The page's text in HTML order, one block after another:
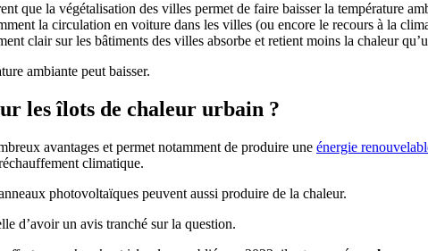
que la végétalisation des villes permet de faire baisser la température
la circulation en voiture dans les villes (ou encore le recours à la
clair sur les bâtiments des villes absorbe et retient moins la chaleur
ambiante peut baisser.
les îlots de chaleur urbain ?
avantages et permet notamment de produire une énergie
climatique.
photovoltaïques peuvent aussi produire de la chaleur.
d’avoir un avis tranché sur la question.